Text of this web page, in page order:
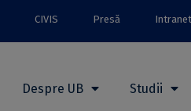
CIVIS Presă
Despre UB Studii